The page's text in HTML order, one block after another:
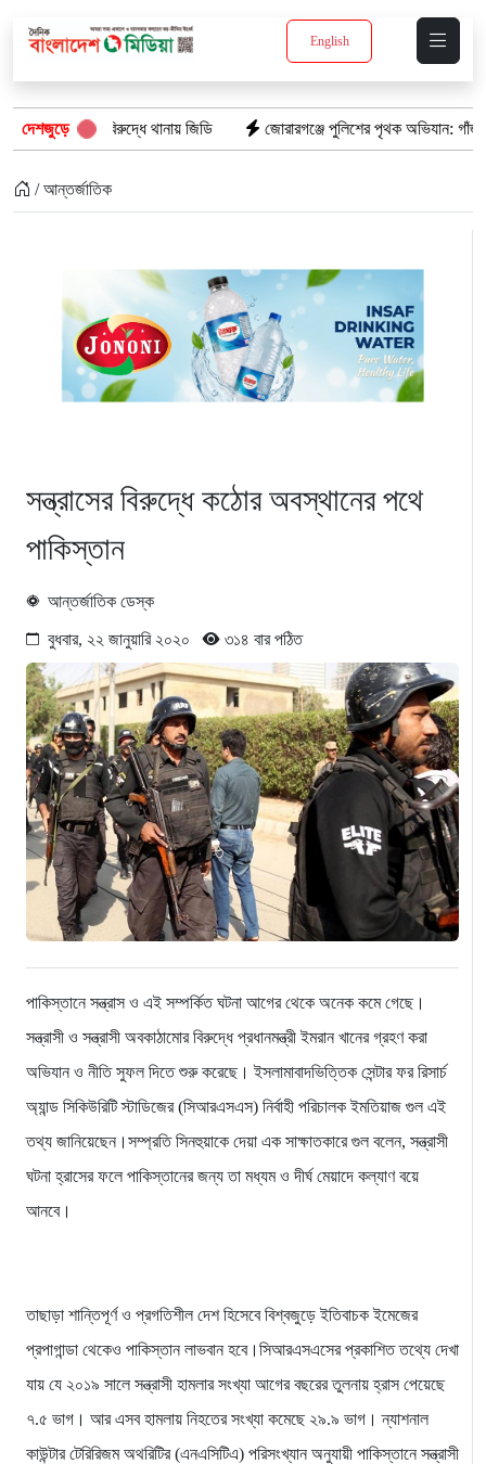
English
দেশজুড়ে
বিরুদ্ধে থানায় জিডি জোরারগঞ্জে পুলিশের পৃথক অভিযান: গাঁজাসহ গ্রেপ্তার
/ আন্তর্জাতিক
সন্ত্রাসের বিরুদ্ধে কঠোর অবস্থানের পথে
পাকিস্তান
আন্তর্জাতিক ডেস্ক
বুধবার, ২২ জানুয়ারি ২০২০ ৩১৪ বার পঠিত
পাকিস্তানে সন্ত্রাস ও এই সম্পর্কিত ঘটনা আগের থেকে অনেক কমে গেছে।
সন্ত্রাসী ও সন্ত্রাসী অবকাঠামোর বিরুদ্ধে প্রধানমন্ত্রী ইমরান খানের গ্রহণ করা
অভিযান ও নীতি সুফল দিতে শুরু করেছে। ইসলামাবাদভিত্তিক সেন্টার ফর রিসার্চ
অ্যান্ড সিকিউরিটি স্টাডিজের (সিআরএসএস) নির্বাহী পরিচালক ইমতিয়াজ গুল এই
তথ্য জানিয়েছেন।সম্প্রতি সিনহুয়াকে দেয়া এক সাক্ষাতকারে গুল বলেন, সন্ত্রাসী
ঘটনা হ্রাসের ফলে পাকিস্তানের জন্য তা মধ্যম ও দীর্ঘ মেয়াদে কল্যাণ বয়ে
আনবে।
তাছাড়া শান্তিপূর্ণ ও প্রগতিশীল দেশ হিসেবে বিশ্বজুড়ে ইতিবাচক ইমেজের
প্রপাগান্ডা থেকেও পাকিস্তান লাভবান হবে।সিআরএসএসের প্রকাশিত তথ্যে দেখা
যায় যে ২০১৯ সালে সন্ত্রাসী হামলার সংখ্যা আগের বছরের তুলনায় হ্রাস পেয়েছে
৭.৫ ভাগ। আর এসব হামলায় নিহতের সংখ্যা কমেছে ২৯.৯ ভাগ। ন্যাশনাল
কাউন্টার টেরিরিজম অথরিটির (এনএসিটিএ) পরিসংখ্যান অনুযায়ী পাকিস্তানে সন্ত্রাসী